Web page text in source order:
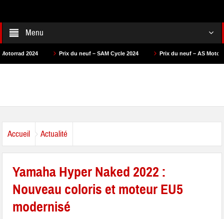
Menu
Prix du neuf – SAM Cycle 2024 Prix du neuf – AS Motors 2024
Accueil Actualité
Yamaha Hyper Naked 2022 :
Nouveau coloris et moteur EU5
modernisé